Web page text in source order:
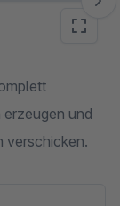
und
verschicken.